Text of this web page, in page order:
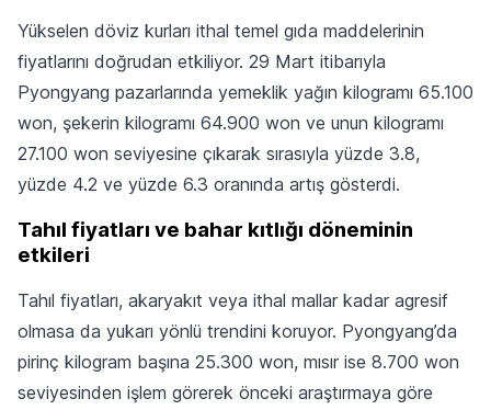
Yükselen döviz kurları ithal temel gıda maddelerinin
fiyatlarını doğrudan etkiliyor. 29 Mart itibarıyla
Pyongyang pazarlarında yemeklik yağın kilogramı 65.100
won, şekerin kilogramı 64.900 won ve unun kilogramı
27.100 won seviyesine çıkarak sırasıyla yüzde 3.8,
yüzde 4.2 ve yüzde 6.3 oranında artış gösterdi.
Tahıl fiyatları ve bahar kıtlığı döneminin
etkileri
Tahıl fiyatları, akaryakıt veya ithal mallar kadar agresif
olmasa da yukarı yönlü trendini koruyor. Pyongyang’da
pirinç kilogram başına 25.300 won, mısır ise 8.700 won
seviyesinden işlem görerek önceki araştırmaya göre